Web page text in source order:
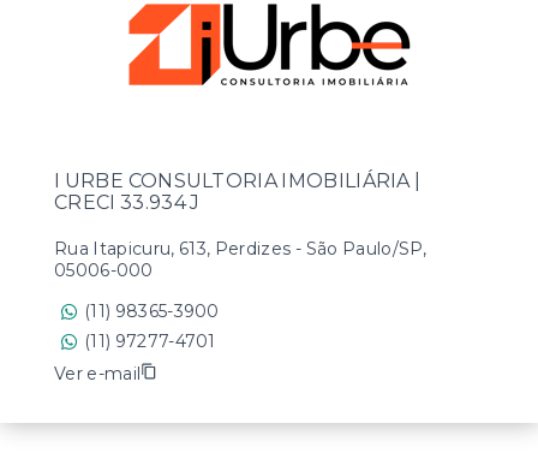
I URBE CONSULTORIA IMOBILIÁRIA |
CRECI 33.934 J
Rua Itapicuru, 613, Perdizes - São Paulo/SP,
05006-000
(11) 98365-3900
(11) 97277-4701
Ver e-mail